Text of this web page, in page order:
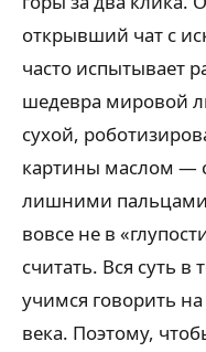
открывший чат с
часто испытывает
шедевра мировой
сухой,
картины маслом —
лишними
вовсе не в
считать. Вся суть
учимся говорить
века. Поэтому,